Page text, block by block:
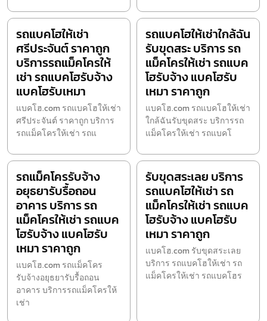
รถแบคโฮให้เช่า
ศรีประจันต์ ราคาถูก
บริการรถแม็คโครให้
เช่า รถแบคโฮรับจ้าง
แบคโฮรับเหมา
แบคโฮ.com รถแบคโฮให้เช่า
ศรีประจันต์ ราคาถูก บริการ
รถแม็คโครให้เช่า รถแ
รถแบคโฮให้เช่าใกล้ฉัน
รับขุดสระ บริการ รถ
แม็คโครให้เช่า รถแบค
โฮรับจ้าง แบคโฮรับ
เหมา ราคาถูก
แบคโฮ.com รถแบคโฮให้เช่า
ใกล้ฉันรับขุดสระ บริการรถ
แม็คโครให้เช่า รถแบคโ
รถแม็คโครรับจ้าง
อยุธยารับรื้อถอน
อาคาร บริการ รถ
แม็คโครให้เช่า รถแบค
โฮรับจ้าง แบคโฮรับ
เหมา ราคาถูก
แบคโฮ.com รถแม็คโคร
รับจ้างอยุธยารับรื้อถอน
อาคาร บริการรถแม็คโครให้
เช่า
รับขุดสระเลย บริการ
รถแบคโฮให้เช่า รถ
แม็คโครให้เช่า รถแบค
โฮรับจ้าง แบคโฮรับ
เหมา ราคาถูก
แบคโฮ.com รับขุดสระเลย
บริการ รถแบคโฮให้เช่า รถ
แม็คโครให้เช่า รถแบคโฮร